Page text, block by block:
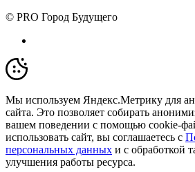
© PRO Город Будущего
Мы используем Яндекс.Метрику для
сайта. Это позволяет собирать
вашем поведении с помощью cookie-
использовать сайт, вы соглашаетесь с
персональных данных и с обработкой
улучшения работы ресурса.